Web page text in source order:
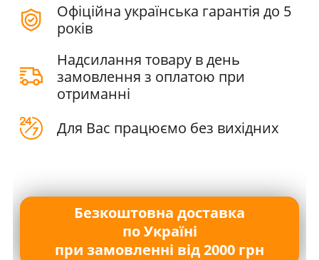
Офіційна українська гарантія до 5
років
Надсилання товару в день
замовлення з оплатою при
отриманні
Для Вас працюємо без вихідних
Безкоштовна доставка
по Україні
при замовленні від 2000 грн